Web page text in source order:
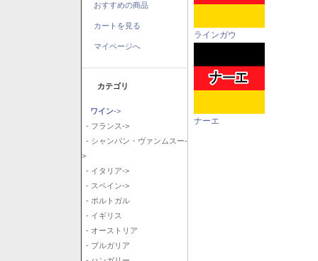
おすすめの商品
カートを見る
マイページへ
カテゴリ
ワイン->
- フランス->
- シャンパン・ヴァンムスー-
>
- イタリア->
- スペイン->
- ポルトガル
- イギリス
- オーストリア
- ブルガリア
ラインガウ
ナーエ